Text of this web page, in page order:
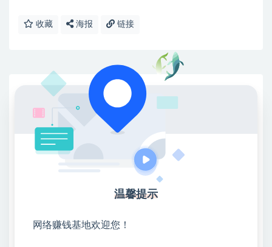
收藏 海报 链接
网赚基地简介
站长微信：无
❤本站：本站整合多方资源站，主要面向互联网创业
类&副业类，资源丰富 物超所值。
❤能助您：找项目 + 低成本创业 + 减少信息差 + 见识
各种项目 + 提升网创认知。
❤本站为众多团队提供了重要价值，也为众多创业者
开启网络之门，广受好评！
❤如果您也依存于互联网，欢迎加入本站会员，将尽
早为您提供丰盛价值。祝您前程似锦！
温馨提示
网络赚钱基地欢迎您！